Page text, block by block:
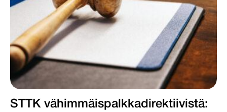
STTK vähimmäispalkka­­direktiivistä: